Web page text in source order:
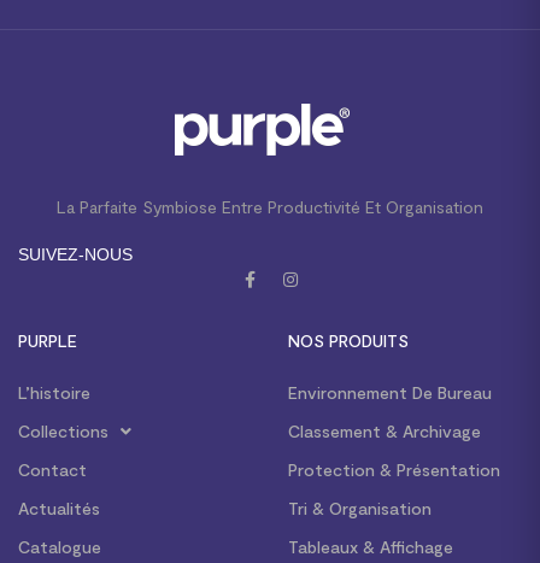
La Parfaite Symbiose Entre Productivité Et Organisation
SUIVEZ-NOUS
PURPLE
L’histoire
Collections
Contact
Actualités
Catalogue
NOS PRODUITS
Environnement De Bureau
Classement & Archivage
Protection & Présentation
Tri & Organisation
Tableaux & Affichage